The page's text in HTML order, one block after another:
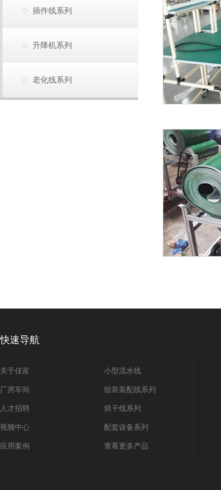
插件线系列
升降机系列
老化线系列
快速导航
关于佳富
厂房车间
人才招聘
视频中心
应用案例
小型流水线
组装装配线系列
烘干线系列
配套设备系列
查看更多产品